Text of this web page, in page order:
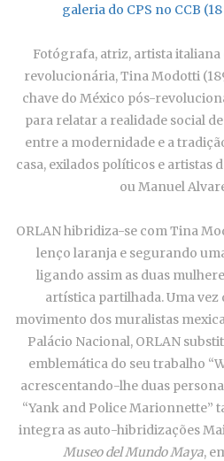
galeria do CPS no CCB
Fotógrafa, atriz, artista
revolucionária, Tina Modotti
chave do México pós-
para relatar a realidade social
entre a modernidade e a
casa, exilados políticos e artistas
ou Manuel
ORLAN hibridiza-se com Tina
lenço laranja e segurando
ligando assim as duas
artística partilhada. Uma
movimento dos muralistas
Palácio Nacional, ORLAN
emblemática do seu trabalho
acrescentando-lhe duas
“Yank and Police Marionnette”
integra as auto-hibridizações
Museo del Mundo Maya,